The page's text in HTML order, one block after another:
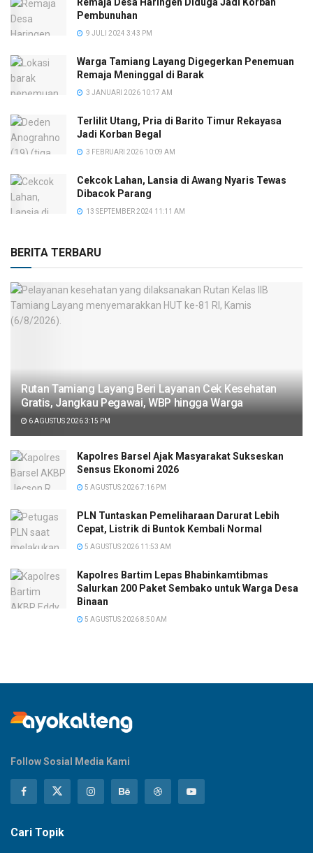
Remaja Desa Haringen Diduga Jadi Korban
Pembunuhan
9 JULI 2024 3:43 PM
Warga Tamiang Layang Digegerkan Penemuan
Remaja Meninggal di Barak
3 JANUARI 2026 10:17 AM
Terlilit Utang, Pria di Barito Timur Rekayasa
Jadi Korban Begal
3 FEBRUARI 2026 10:09 AM
Cekcok Lahan, Lansia di Awang Nyaris Tewas
Dibacok Parang
13 SEPTEMBER 2024 11:11 AM
BERITA TERBARU
Rutan Tamiang Layang Beri Layanan Cek Kesehatan
Gratis, Jangkau Pegawai, WBP hingga Warga
6 AGUSTUS 2026 3:15 PM
Kapolres Barsel Ajak Masyarakat Sukseskan
Sensus Ekonomi 2026
5 AGUSTUS 2026 7:16 PM
PLN Tuntaskan Pemeliharaan Darurat Lebih
Cepat, Listrik di Buntok Kembali Normal
5 AGUSTUS 2026 11:53 AM
Kapolres Bartim Lepas Bhabinkamtibmas
Salurkan 200 Paket Sembako untuk Warga Desa
Binaan
5 AGUSTUS 2026 8:50 AM
Follow Sosial Media Kami
Cari Topik